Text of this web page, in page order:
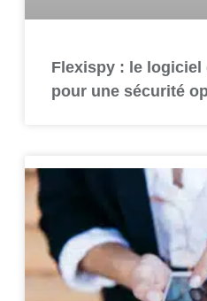
Flexispy : le logiciel
pour une sécurité